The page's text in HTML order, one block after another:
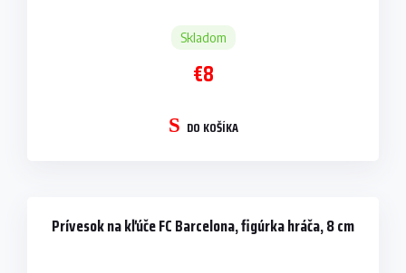
Skladom
€8
DO KOŠÍKA
Prívesok na kľúče FC Barcelona, figúrka hráča, 8 cm